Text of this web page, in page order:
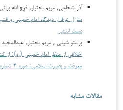
آذر شجاعی, مریم بختیار, فرج الله
منازل عرفا از دیدگاه امام خمینی و
دست انتشار
پرستو شینی , مریم بختیار,
اخلاقی از منظر امام خمینی (ره): از
معرفت و بصیرت اسلامی: دوره ۴ شماره ۲ (۱۴۰۵): تابستان ۱۴۰۵
مقالات مشابه